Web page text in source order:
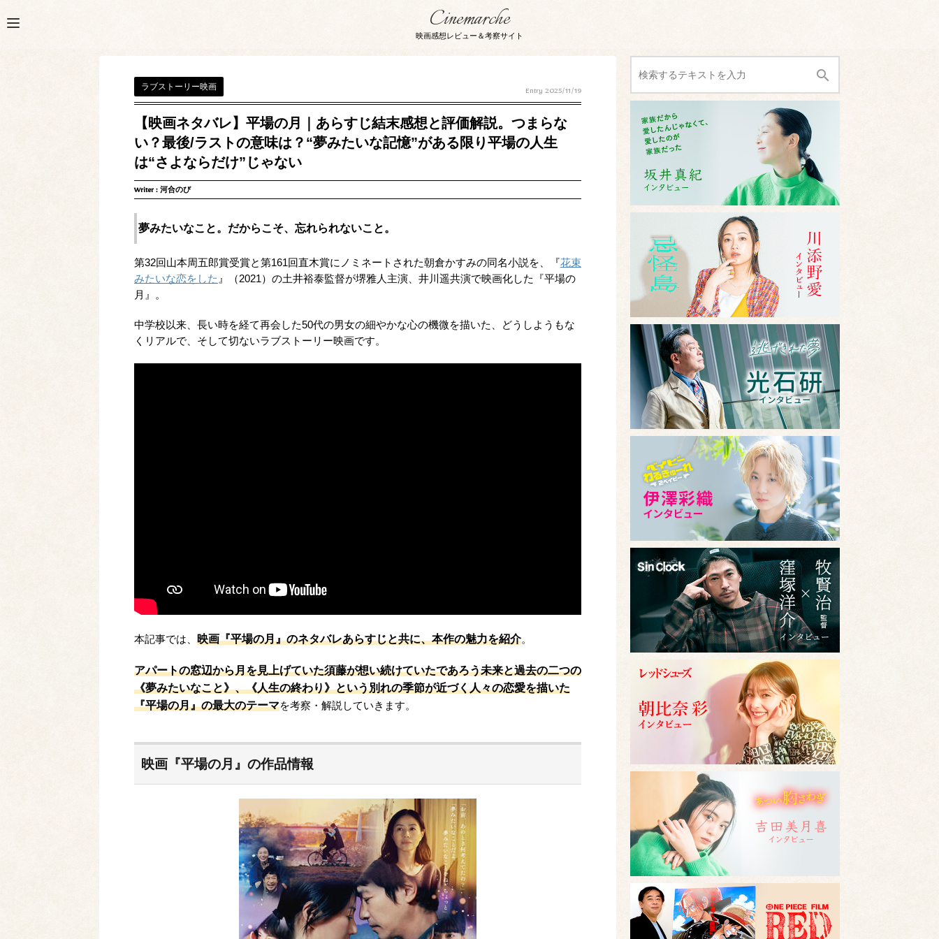
Cinemarche
映画感想レビュー＆考察サイト
ラブストーリー映画
Entry 2025/11/19
【映画ネタバレ】平場の月｜あらすじ結末感想と評価解説。つまらな
い？最後/ラストの意味は？“夢みたいな記憶”がある限り平場の人生
は“さよならだけ”じゃない
Writer : 河合のび
夢みたいなこと。だからこそ、忘れられないこと。
第32回山本周五郎賞受賞と第161回直木賞にノミネートされた朝倉かすみの同名小説を、『花束
みたいな恋をした 』（2021）の土井裕泰監督が堺雅人主演、井川遥共演で映画化した『平場の
月』。
中学校以来、長い時を経て再会した50代の男女の細やかな心の機微を描いた、どうしようもな
くリアルで、そして切ないラブストーリー映画です。
本記事では、 映画『平場の月』のネタバレあらすじと共に、本作の魅力を紹介。
アパートの窓辺から月を見上げていた須藤が想い続けていたであろう未来と過去の二つの
《夢みたいなこと》、《人生の終わり》という別れの季節が近づく人々の恋愛を描いた
『平場の月』の最大のテーマを考察・解説していきます。
映画『平場の月』の作品情報